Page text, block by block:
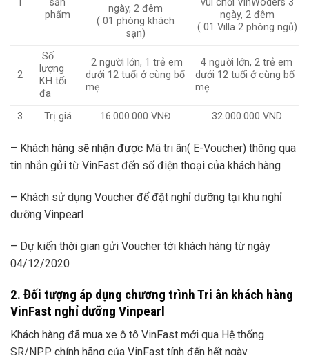
1
sản
phẩm
ngày, 2 đêm
( 01 phòng khách
sạn)
vui chơi VinWoders 3
ngày, 2 đêm
( 01 Villa 2 phòng ngủ)
2
Số
lượng
KH tối
đa
2 người lớn, 1 trẻ em
dưới 12 tuổi ở cùng bố
mẹ
4 người lớn, 2 trẻ em
dưới 12 tuổi ở cùng bố
mẹ
3 Trị giá 16.000.000 VNĐ 32.000.000 VND
– Khách hàng sẽ nhận được Mã tri ân( E-Voucher) thông qua
tin nhắn gửi từ VinFast đến số điện thoại của khách hàng
– Khách sử dụng Voucher để đặt nghỉ dưỡng tại khu nghỉ
dưỡng Vinpearl
– Dự kiến thời gian gửi Voucher tới khách hàng từ ngày
04/12/2020
2. Đối tượng áp dụng chương trình Tri ân khách hàng
VinFast nghỉ dưỡng Vinpearl
Khách hàng đã mua xe ô tô VinFast mới qua Hệ thống
SR/NPP chính hãng của VinFast tính đến hết ngày